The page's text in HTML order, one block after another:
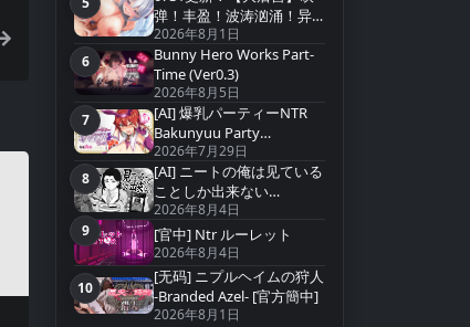
第5名
弹！丰盈！波涛汹涌！异
世界欧派间谍学园！
v20260731+存档【中文汉
化】
2026年8月1日
第6名
6
Bunny Hero Works Part-
Time (Ver0.3)
2026年8月5日
第7名
7
[AI] 爆乳パーティーNTR
Bakunyuu Party
NTR(Ver1.1.2)
2026年7月29日
第8名
8
[AI] ニートの俺は见ている
ことしか出来ない
(Ver2026.07.15
2026年8月4日
第9名
9 [官中] Ntr ルーレット
2026年8月4日
第10名
10
[无码] ニプルヘイムの狩人
-Branded Azel- [官方簡中]
2026年8月1日